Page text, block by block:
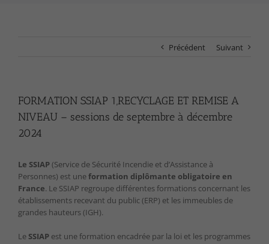
Précédent Suivant
FORMATION SSIAP 1,RECYCLAGE ET REMISE A
NIVEAU – sessions de septembre à décembre
2024
Le SSIAP(Service de Sécurité Incendie et d’Assistance à
Personnes) est uneformation diplômante obligatoire en
France. Le SSIAP regroupe différentes formations concernant les
établissements recevant du public (ERP) et les immeubles de
grandes hauteurs (IGH).
Le SSIAP est une formation encadrée par la loi et les programmes